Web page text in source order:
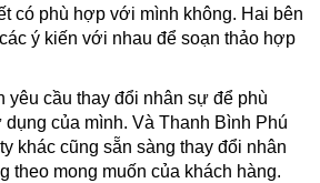
có phù hợp với mình không. Hai bên
ý kiến với nhau để soạn thảo hợp
yêu cầu thay đổi nhân sự để phù
của mình. Và Thanh Bình Phú
khác cũng sẵn sàng thay đổi nhân
theo mong muốn của khách hàng.